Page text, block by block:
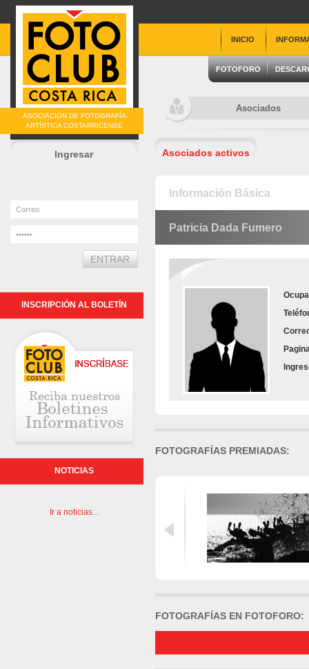
ASOCIACIÓN DE FOTOGRAFÍA
ARTÍSTICA COSTARRICENSE
INICIO
FOTOFORO
Ingresar
INSCRIPCIÓN AL BOLETÍN
NOTICIAS
Ir a noticias...
Asociados
Asociados activos
Información Básica
Patricia Dada Fumero
FOTOGRAFÍAS PREMIADAS:
FOTOGRAFÍAS EN FOTOFORO: